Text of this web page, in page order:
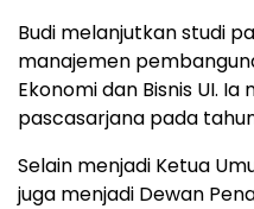
Budi melanjutkan studi
manajemen
Ekonomi dan Bisnis UI.
pascasarjana pada
Selain menjadi Ketua
juga menjadi Dewan